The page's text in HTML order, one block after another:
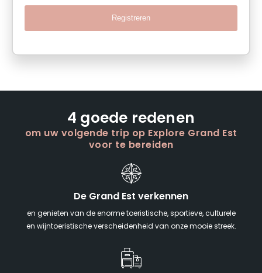
Registreren
4 goede redenen
om uw volgende trip op Explore Grand Est
voor te bereiden
De Grand Est verkennen
en genieten van de enorme toeristische, sportieve, culturele
en wijntoeristische verscheidenheid van onze mooie streek.